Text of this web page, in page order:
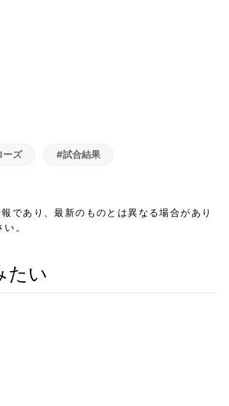
ーズ #試合結果
であり、最新のものとは異なる場合があり
。
たい